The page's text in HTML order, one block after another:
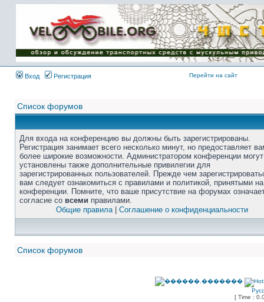
Вход Регистрация Перейти на сайт
Список форумов
Для входа на конференцию вы должны быть зарегистрированы.
Регистрация занимает всего несколько минут, но предоставляет
более широкие возможности. Администратором конференции
установлены также дополнительные привилегии для
зарегистрированных пользователей. Прежде чем
вам следует ознакомиться с правилами и политикой, принятыми на
конференции. Помните, что ваше присутствие на форумах
согласие со всеми правилами.
Общие правила| Соглашение о конфиденциальности
Список форумов
[ Time :